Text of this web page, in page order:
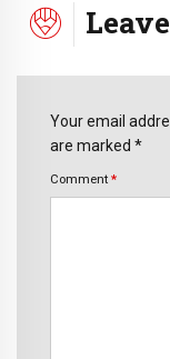
Your email
are marked *
Comment *